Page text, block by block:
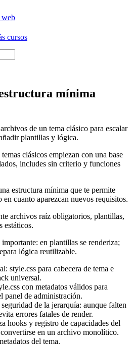
web
cursos
mínima
de un tema clásico para escalar
plantillas y lógica.
clásicos empiezan con una base
includes sin criterio y funciones
estructura mínima que te permite
cuanto aparezcan nuevos requisitos.
archivos raíz obligatorios, plantillas,
estáticos.
en plantillas se renderiza;
lógica reutilizable.
style.css para cabecera de tema e
universal.
con metadatos válidos para
panel de administración.
de la jerarquía: aunque falten
errores fatales de render.
hooks y registro de capacidades del
en un archivo monolítico.
del tema.